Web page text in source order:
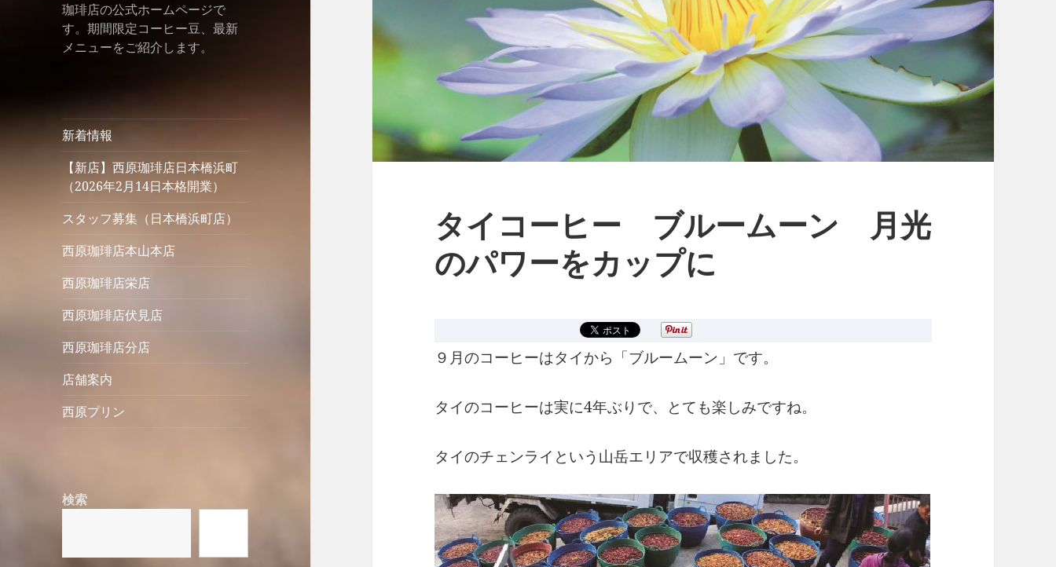
珈琲店の公式ホームページで
す。期間限定コーヒー豆、最新
メニューをご紹介します。
新着情報
【新店】西原珈琲店日本橋浜町
（2026年2月14日本格開業）
スタッフ募集（日本橋浜町店）
西原珈琲店本山本店
西原珈琲店栄店
西原珈琲店伏見店
西原珈琲店分店
店舗案内
西原プリン
検索
タイコーヒー ブルームーン 月光
のパワーをカップに
９月のコーヒーはタイから「ブルームーン」です。
タイのコーヒーは実に4年ぶりで、とても楽しみですね。
タイのチェンライという山岳エリアで収穫されました。